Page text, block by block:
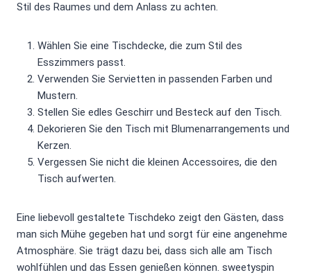
Stil des Raumes und dem Anlass zu achten.
Wählen Sie eine Tischdecke, die zum Stil des
Esszimmers passt.
Verwenden Sie Servietten in passenden Farben und
Mustern.
Stellen Sie edles Geschirr und Besteck auf den Tisch.
Dekorieren Sie den Tisch mit Blumenarrangements und
Kerzen.
Vergessen Sie nicht die kleinen Accessoires, die den
Tisch aufwerten.
Eine liebevoll gestaltete Tischdeko zeigt den Gästen, dass
man sich Mühe gegeben hat und sorgt für eine angenehme
Atmosphäre. Sie trägt dazu bei, dass sich alle am Tisch
wohlfühlen und das Essen genießen können. sweetyspin